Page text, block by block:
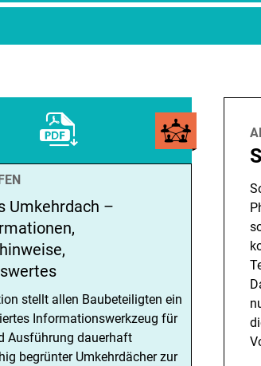
Umkehrdach –
stellt allen Baubeteiligten ein
Informationswerkzeug für
Ausführung dauerhaft
begrünter Umkehrdächer zur